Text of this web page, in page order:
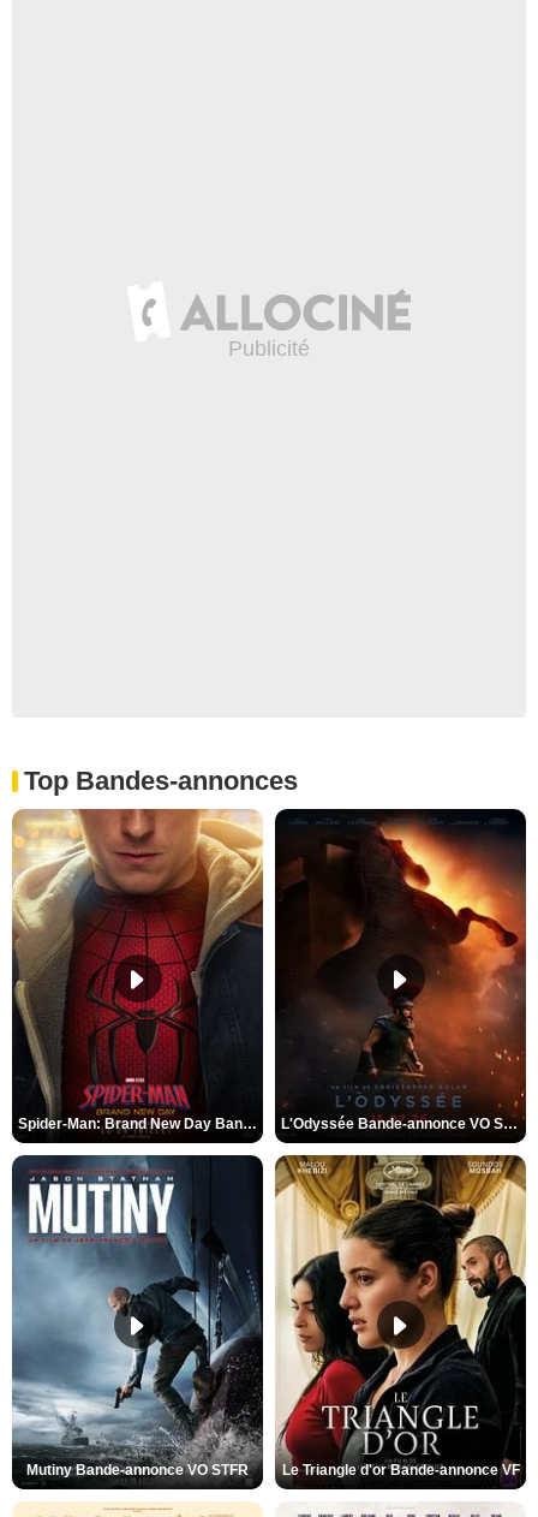
Top Bandes-annonces
Spider-Man: Brand New Day Bande-annonce VO STFR L'Odyssée Bande-annonce VO STFR
Mutiny Bande-annonce VO STFR Le Triangle d'or Bande-annonce VF